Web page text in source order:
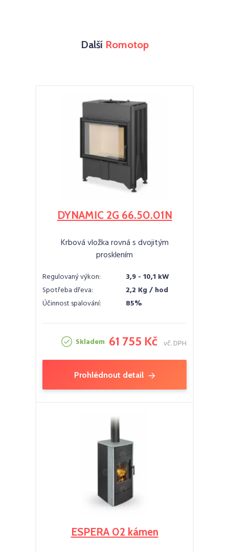
Další Romotop
DYNAMIC 2G 66.50.01N
Krbová vložka rovná s dvojitým
prosklením
Regulovaný výkon:
3,9 - 10,1 kW
Spotřeba dřeva:
2,2 Kg / hod
Účinnost spalování:
85%
Skladem 61 755 Kč vč. DPH
Prohlédnout detail
ESPERA 02 kámen